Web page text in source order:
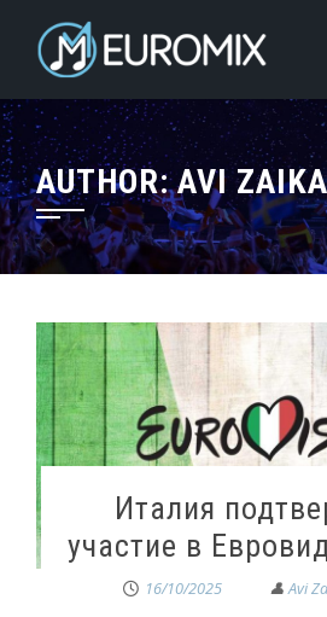
AUTHOR:AVI
Италия
участие в
16/10/2025